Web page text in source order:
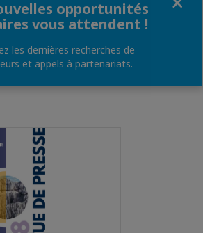
opportunités
vous attendent !
les dernières recherches de
et appels à partenariats.